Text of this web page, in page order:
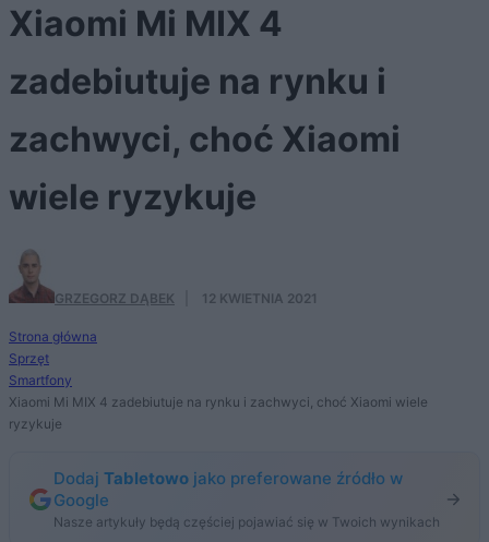
Xiaomi Mi MIX 4
zadebiutuje na rynku i
zachwyci, choć Xiaomi
wiele ryzykuje
GRZEGORZ DĄBEK 12 KWIETNIA 2021
Strona główna
Sprzęt
Smartfony
Xiaomi Mi MIX 4 zadebiutuje na rynku i zachwyci, choć Xiaomi wiele
ryzykuje
Dodaj Tabletowo jako preferowane źródło w
Google
Nasze artykuły będą częściej pojawiać się w Twoich wynikach